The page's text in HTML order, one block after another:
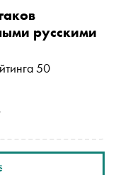
русскими
50